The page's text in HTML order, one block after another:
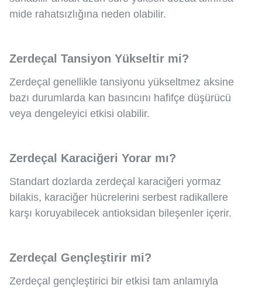
mide rahatsızlığına neden olabilir.
Zerdeçal Tansiyon Yükseltir mi?
Zerdeçal genellikle tansiyonu yükseltmez aksine
bazı durumlarda kan basıncını hafifçe düşürücü
veya dengeleyici etkisi olabilir.
Zerdeçal Karaciğeri Yorar mı?
Standart dozlarda zerdeçal karaciğeri yormaz
bilakis, karaciğer hücrelerini serbest radikallere
karşı koruyabilecek antioksidan bileşenler içerir.
Zerdeçal Gençleştirir mi?
Zerdeçal gençleştirici bir etkisi tam anlamıyla